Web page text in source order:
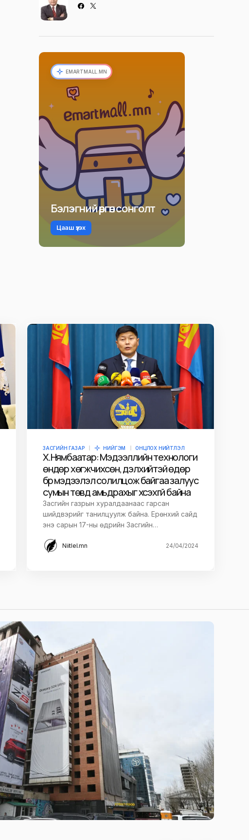
EMARTMALL.MN
Бэлэгний өргөн сонголт
Цааш үзэх
ЗАСГИЙН ГАЗАР НИЙГЭМ ОНЦЛОХ НИЙТЛЭЛ
Х.Нямбаатар: Мэдээллийн технологи
өндөр хөгжчихсөн, дэлхийтэй өдөр
бүр мэдээлэл солилцож байгаа залуус
сумын төвд амьдрахыг хүсэхгүй байна
Засгийн газрын хуралдаанаас гарсан
шийдвэрийг танилцуулж байна. Ерөнхий сайд
энэ сарын 17-ны өдрийн Засгийн…
Niitlel.mn 24/04/2024